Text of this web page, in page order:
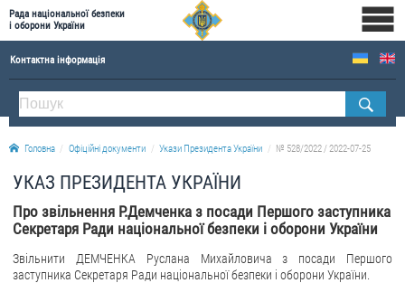
Рада національної безпеки
і оборони України
Контактна інформація
ПРО РНБОУ
Склад Ради національної безпеки і оборони України
Апарат Ради національної безпеки і оборони України
Правова основа діяльності Ради національної безпеки і оборони України
Історична довідка про діяльність Ради національної безпеки і оборони України
Головна Офіційні документи Укази Президента України № 528/2022 / 2022-07-25
УКАЗ ПРЕЗИДЕНТА УКРАЇНИ
Про звільнення Р.Демченка з посади Першого заступника
Секретаря Ради національної безпеки і оборони України
Звільнити ДЕМЧЕНКА Руслана Михайловича з посади Першого
заступника Секретаря Ради національної безпеки і оборони України.